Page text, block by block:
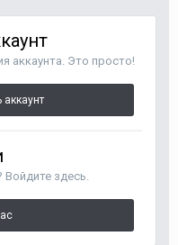
аккаунта. Это просто!
аккаунт
здесь.